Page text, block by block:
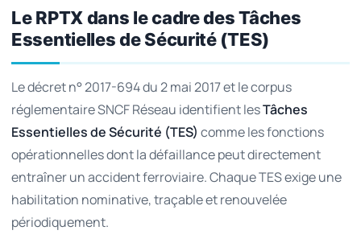
Le RPTX dans le cadre des Tâches
Essentielles de Sécurité (TES)
Le décret n° 2017-694 du 2 mai 2017 et le corpus
réglementaire SNCF Réseau identifient lesTâches
Essentielles de Sécurité (TES) comme les fonctions
opérationnelles dont la défaillance peut directement
entraîner un accident ferroviaire. Chaque TES exige une
habilitation nominative, traçable et renouvelée
périodiquement.